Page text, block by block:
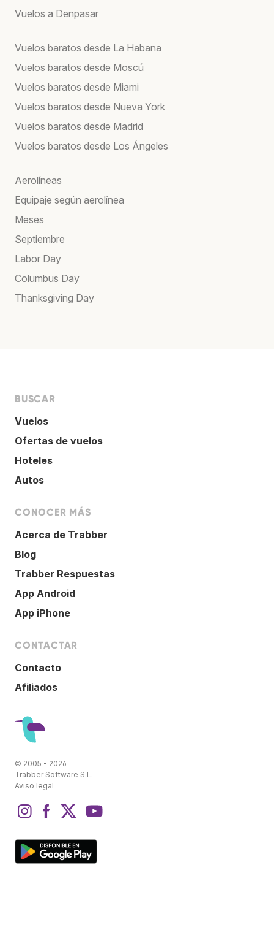
Vuelos a Denpasar
Vuelos baratos desde La Habana
Vuelos baratos desde Moscú
Vuelos baratos desde Miami
Vuelos baratos desde Nueva York
Vuelos baratos desde Madrid
Vuelos baratos desde Los Ángeles
Aerolíneas
Equipaje según aerolínea
Meses
Septiembre
Labor Day
Columbus Day
Thanksgiving Day
BUSCAR
Vuelos
Ofertas de vuelos
Hoteles
Autos
CONOCER MÁS
Acerca de Trabber
Blog
Trabber Respuestas
App Android
App iPhone
CONTACTAR
Contacto
Afiliados
© 2005 - 2026
Trabber Software S.L.
Aviso legal